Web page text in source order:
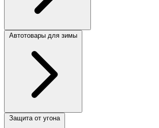
Автотовары для зимы
Защита от угона